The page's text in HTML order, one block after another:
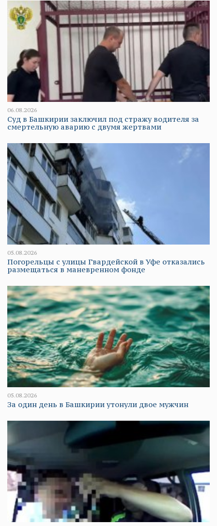
06.08.2026
Суд в Башкирии заключил под стражу водителя за
смертельную аварию с двумя жертвами
05.08.2026
Погорельцы с улицы Гвардейской в Уфе отказались
размещаться в маневренном фонде
05.08.2026
За один день в Башкирии утонули двое мужчин